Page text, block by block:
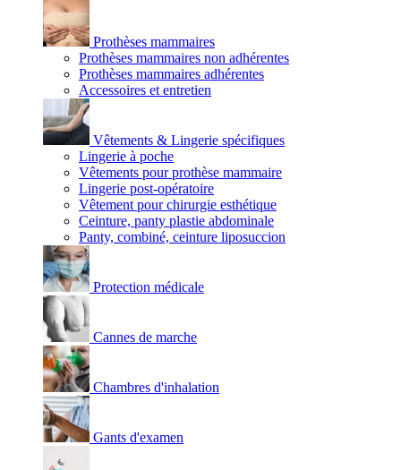
Prothèses mammaires
Prothèses mammaires non adhérentes
Prothèses mammaires adhérentes
Accessoires et entretien
Vêtements & Lingerie spécifiques
Lingerie à poche
Vêtements pour prothèse mammaire
Lingerie post-opératoire
Vêtement pour chirurgie esthétique
Ceinture, panty plastie abdominale
Panty, combiné, ceinture liposuccion
Protection médicale
Cannes de marche
Chambres d'inhalation
Gants d'examen